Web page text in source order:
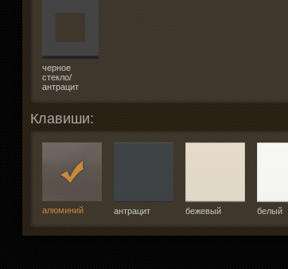
черное
стекло/
антрацит
Клавиши:
алюминий антрацит бежевый белый